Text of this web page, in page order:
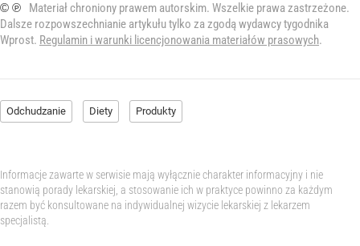
© ℗
Materiał chroniony prawem autorskim. Wszelkie prawa zastrzeżone.
Dalsze rozpowszechnianie artykułu tylko za zgodą wydawcy tygodnika
Wprost. Regulamin i warunki licencjonowania materiałów prasowych.
Odchudzanie Diety Produkty
Informacje zawarte w serwisie mają wyłącznie charakter informacyjny i nie
stanowią porady lekarskiej, a stosowanie ich w praktyce powinno za każdym
razem być konsultowane na indywidualnej wizycie lekarskiej z lekarzem
specjalistą.